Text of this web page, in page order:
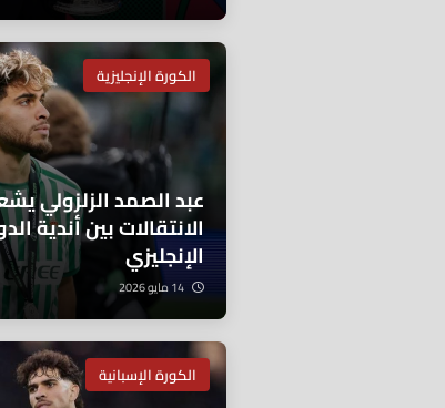
الكورة الإنجليزية
عبد الصمد الزلزولي
الانتقالات بين أندية
الإنجليزي
الكورة الإسبانية